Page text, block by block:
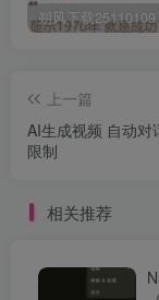
上一篇
AI生成视频 自动对
限制
相关推荐